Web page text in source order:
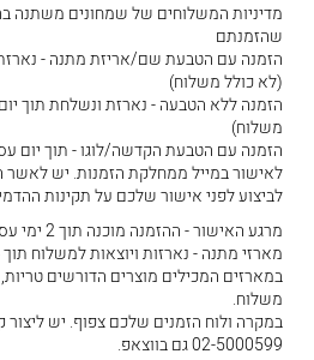
מדיניות המשלוחים של שמחונים משתנה
שהזמנתם
(לא כולל משלוח)
הזמנה ללא הטבעה - נארזת ונשלחת תוך
משלוח)
הזמנה עם הטבעת הקדשה/לוגו - תוך יום
לאישור במייל ממחלקת הזמנות. יש לאשר
לביצוע לפני אישור שלכם על תקינות
מרגע האישור - ההזמנה מוכנה תוך 2 ימי עסקים. נארזת ויוצאת למשלוח.
מארזי מתנה - נארזות ויוצאות למשלוח תוך 2-4 ימי עסקים.
משלוח.
במקרה ולוח הזמנים שלכם צפוף. יש
02-5000599 גם בווצאפ.